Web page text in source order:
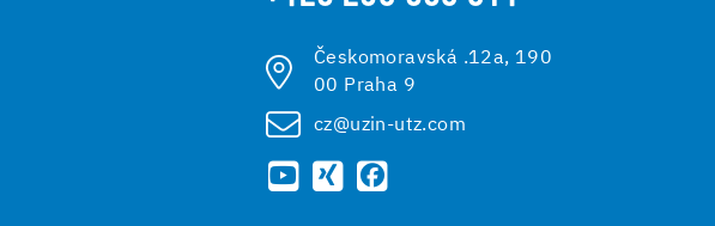
Českomoravská .12a, 190
00 Praha 9
cz@uzin-utz.com